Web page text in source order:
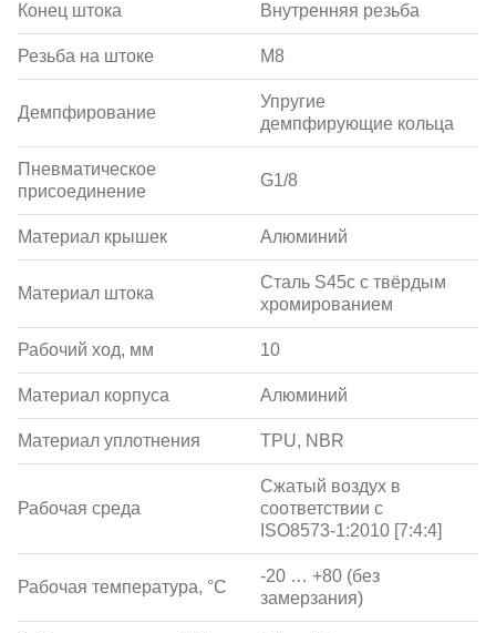
Конец штока Внутренняя резьба
Резьба на штоке M8
Демпфирование
Упругие
демпфирующие кольца
Пневматическое
присоединение
G1/8
Материал крышек Алюминий
Материал штока
Сталь S45c с твёрдым
хромированием
Рабочий ход, мм 10
Материал корпуса Алюминий
Материал уплотнения TPU, NBR
Рабочая среда
Сжатый воздух в
соответствии с
ISO8573-1:2010 [7:4:4]
Рабочая температура, °С
-20 … +80 (без
замерзания)